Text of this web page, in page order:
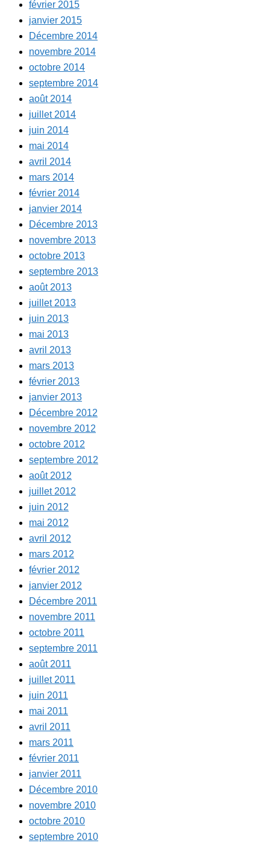
février 2015
janvier 2015
Décembre 2014
novembre 2014
octobre 2014
septembre 2014
août 2014
juillet 2014
juin 2014
mai 2014
avril 2014
mars 2014
février 2014
janvier 2014
Décembre 2013
novembre 2013
octobre 2013
septembre 2013
août 2013
juillet 2013
juin 2013
mai 2013
avril 2013
mars 2013
février 2013
janvier 2013
Décembre 2012
novembre 2012
octobre 2012
septembre 2012
août 2012
juillet 2012
juin 2012
mai 2012
avril 2012
mars 2012
février 2012
janvier 2012
Décembre 2011
novembre 2011
octobre 2011
septembre 2011
août 2011
juillet 2011
juin 2011
mai 2011
avril 2011
mars 2011
février 2011
janvier 2011
Décembre 2010
novembre 2010
octobre 2010
septembre 2010